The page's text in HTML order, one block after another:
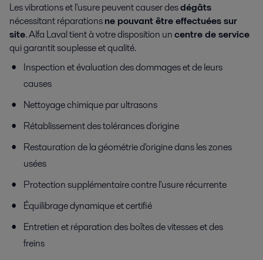
Les vibrations et l'usure peuvent causer desdégâts
nécessitant réparationsne pouvant être effectuées sur
site. Alfa Laval tient à votre disposition uncentre de service
qui garantit souplesse et qualité.
Inspection et évaluation des dommages et de leurs
causes
Nettoyage chimique par ultrasons
Rétablissement des tolérances d'origine
Restauration de la géométrie d'origine dans les zones
usées
Protection supplémentaire contre l'usure récurrente
Équilibrage dynamique et certifié
Entretien et réparation des boîtes de vitesses et des
freins